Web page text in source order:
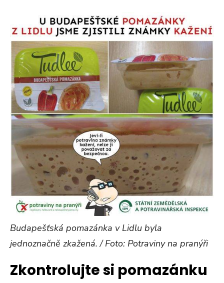
Budapešťská pomazánka v Lidlu byla
jednoznačně zkažená. / Foto: Potraviny na pranýři
Zkontrolujte si pomazánku